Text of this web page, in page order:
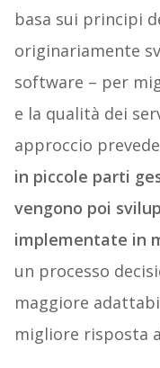
basa sui principi
originariamente
software – per
e la qualità dei
approccio prevede
in piccole parti
vengono poi
implementate in
un processo
maggiore
migliore risposta